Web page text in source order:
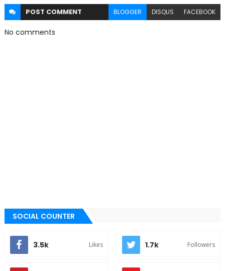
POST COMMENT BLOGGER DISQUS FACEBOOK
No comments
SOCIAL COUNTER
3.5k Likes 1.7k Followers